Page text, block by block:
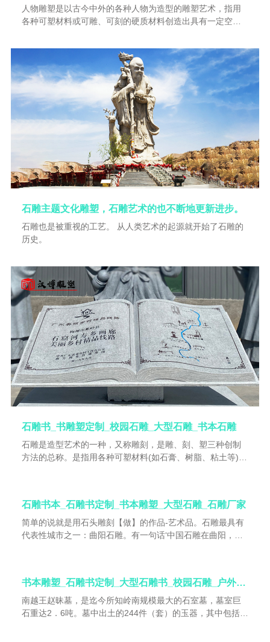
人物雕塑是以古今中外的各种人物为造型的雕塑艺术，指用
各种可塑材料或可雕、可刻的硬质材料创造出具有一定空间
术家的审美感受、审美情感、审美。雕塑是一种相对永久性
的艺术，古代许多事物经过历史长河的冲刷已荡然无存，历
代的雕塑遗产在一定意义上成为人类形象的历史。传统的观
念认为雕塑是静态的、可视的、可触的三维物体，通过雕塑
诉诸视觉的空间形象来反映现实，因而被...
石雕主题文化雕塑，石雕艺术的也不断地更新进步。
石雕也是被重视的工艺。 从人类艺术的起源就开始了石雕的
历史。
石雕书_书雕塑定制_校园石雕_大型石雕_书本石雕
石雕是造型艺术的一种，又称雕刻，是雕、刻、塑三种创制
方法的总称。是指用各种可塑材料(如石膏、树脂、粘土等)或
的艺术。
石雕书本_石雕书定制_书本雕塑_大型石雕_石雕厂家
简单的说就是用石头雕刻【做】的作品-艺术品。石雕最具有
代表性城市之一：曲阳石雕。有一句话‘中国石雕在曲阳，曲
部分做石雕的，你沿着羊曲路向南行驶，一路上20公里的路
程，全部都是做石雕的，知名企业，信誉厂家比如世鸿雕塑
厂-诚信雕塑厂，大小个体户...
书本雕塑_石雕书定制_大型石雕书_校园石雕_户外石雕
南越王赵昧墓，是迄今所知岭南规模最大的石室墓，墓室巨
石重达2．6吨。墓中出土的244件（套）的玉器，其中包括